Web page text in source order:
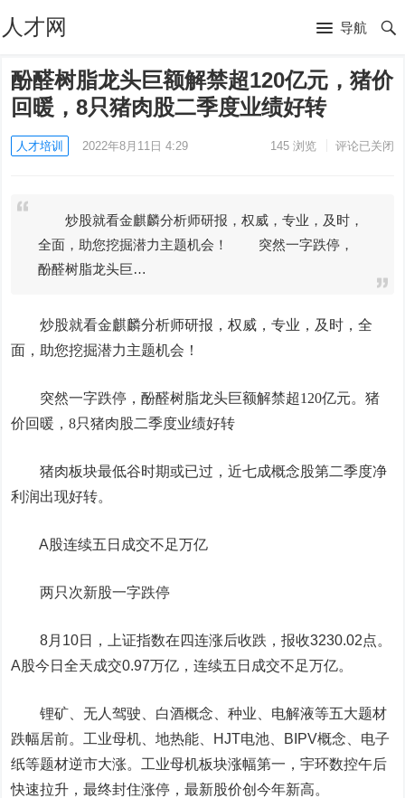
人才网 导航
酚醛树脂龙头巨额解禁超120亿元，猪价
回暖，8只猪肉股二季度业绩好转
人才培训 2022年8月11日 4:29 145浏览 评论已关闭
炒股就看金麒麟分析师研报，权威，专业，及时，
全面，助您挖掘潜力主题机会！ 突然一字跌停，
酚醛树脂龙头巨…
炒股就看金麒麟分析师研报，权威，专业，及时，全
面，助您挖掘潜力主题机会！
突然一字跌停，酚醛树脂龙头巨额解禁超120亿元。猪
价回暖，8只猪肉股二季度业绩好转
猪肉板块最低谷时期或已过，近七成概念股第二季度净
利润出现好转。
A股连续五日成交不足万亿
两只次新股一字跌停
8月10日，上证指数在四连涨后收跌，报收3230.02点。
A股今日全天成交0.97万亿，连续五日成交不足万亿。
锂矿、无人驾驶、白酒概念、种业、电解液等五大题材
跌幅居前。工业母机、地热能、HJT电池、BIPV概念、电子
纸等题材逆市大涨。工业母机板块涨幅第一，宇环数控午后
快速拉升，最终封住涨停，最新股价创今年新高。